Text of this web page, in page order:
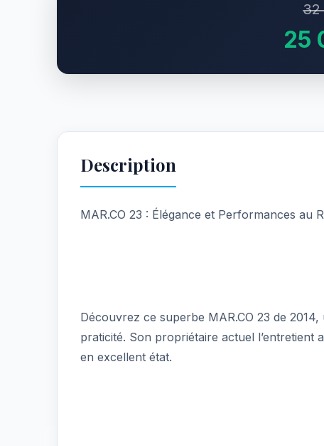
32
25
Description
MAR.CO 23 : Élégance et Performances au
Découvrez ce superbe MAR.CO 23 de
praticité. Son propriétaire actuel l’entretient
en excellent état.